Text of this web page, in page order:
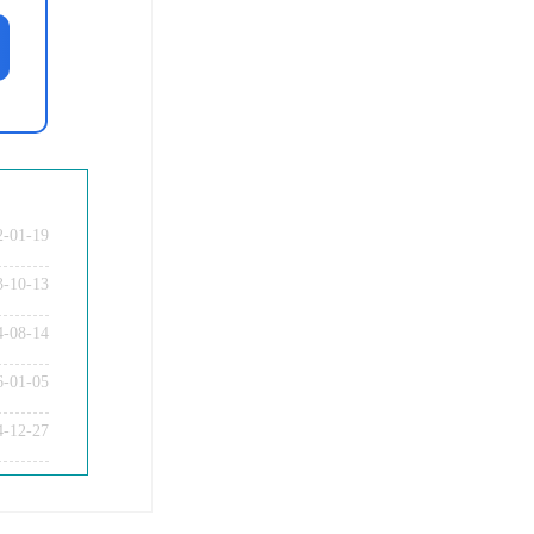
01-19
10-13
08-14
01-05
12-27
师资格证面试题型考核内容？